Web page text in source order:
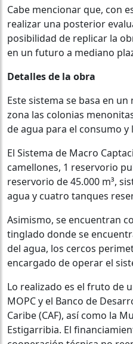
Cabe mencionar que, con
realizar una posterior
posibilidad de replicar la
en un futuro a mediano
Detalles de la obra
Este sistema se basa en
zona las colonias
de agua para el consumo y
El Sistema de Macro
camellones, 1 reservorio
reservorio de 45.000 m³,
agua y cuatro tanques
Asimismo, se encuentran
tinglado donde se
del agua, los cercos
encargado de operar el
Lo realizado es el fruto de
MOPC y el Banco de
Caribe (CAF), así como la
Estigarribia. El